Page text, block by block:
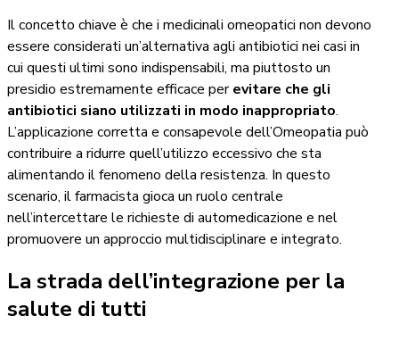
Il concetto chiave è che i medicinali omeopatici non devono
essere considerati un’alternativa agli antibiotici nei casi in
cui questi ultimi sono indispensabili, ma piuttosto un
presidio estremamente efficace perevitare che gli
antibiotici siano utilizzati in modo inappropriato.
L’applicazione corretta e consapevole dell’Omeopatia può
contribuire a ridurre quell’utilizzo eccessivo che sta
alimentando il fenomeno della resistenza. In questo
scenario, il farmacista gioca un ruolo centrale
nell’intercettare le richieste di automedicazione e nel
promuovere un approccio multidisciplinare e integrato.
La strada dell’integrazione per la
salute di tutti